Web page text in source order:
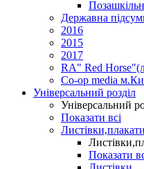
Державна
2016
2015
2017
RA" Red
Co-op media
Універсальний розділ
Універсальний
Показати всі
Показати